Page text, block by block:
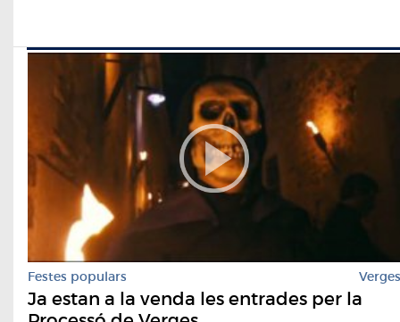
Festes populars Verges
Ja estan a la venda les entrades per la